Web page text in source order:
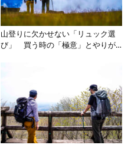
山登りに欠かせない「リュック選
び」 買う時の「極意」とやりが